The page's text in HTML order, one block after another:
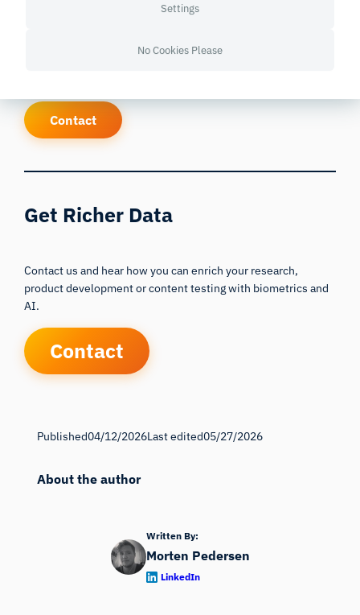
die neuesten Nachrichten und Berichte aus der
Contact
Get Richer Data
Contact us and hear how you can enrich your research,
product development or content testing with biometrics and
AI.
Contact
Published04/12/2026Last edited05/27/2026
About the author
Written By:
Morten Pedersen
LinkedIn
Settings
No Cookies Please